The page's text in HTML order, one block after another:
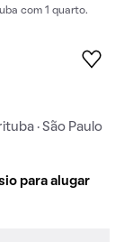
com 1 quarto.
· São Paulo
para alugar